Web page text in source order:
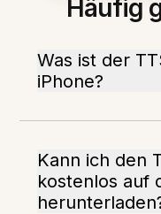
Häufig
Was ist der
iPhone?
Kann ich den
kostenlos auf